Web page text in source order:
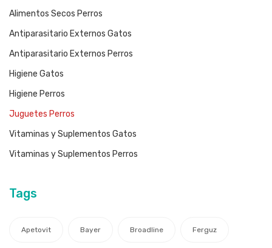
Alimentos Secos Perros
Antiparasitario Externos Gatos
Antiparasitario Externos Perros
Higiene Gatos
Higiene Perros
Juguetes Perros
Vitaminas y Suplementos Gatos
Vitaminas y Suplementos Perros
Tags
Apetovit Bayer Broadline Ferguz